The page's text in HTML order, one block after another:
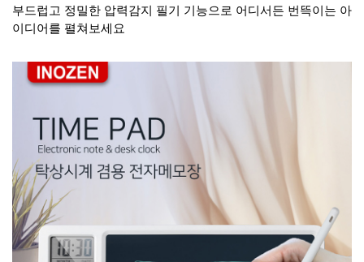
부드럽고 정밀한 압력감지 필기 기능으로 어디서든 번뜩이는 아
이디어를 펼쳐보세요